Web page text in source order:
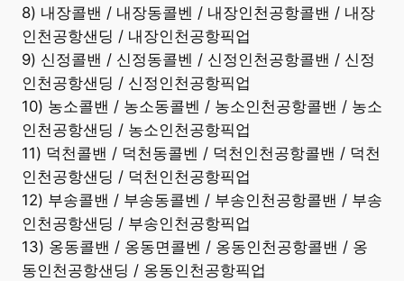
8) 내장콜밴 / 내장동콜벤 / 내장인천공항콜밴 / 내장
인천공항샌딩 / 내장인천공항픽업
9) 신정콜밴 / 신정동콜벤 / 신정인천공항콜밴 / 신정
인천공항샌딩 / 신정인천공항픽업
10) 농소콜밴 / 농소동콜벤 / 농소인천공항콜밴 / 농소
인천공항샌딩 / 농소인천공항픽업
11) 덕천콜밴 / 덕천동콜벤 / 덕천인천공항콜밴 / 덕천
인천공항샌딩 / 덕천인천공항픽업
12) 부송콜밴 / 부송동콜벤 / 부송인천공항콜밴 / 부송
인천공항샌딩 / 부송인천공항픽업
13) 옹동콜밴 / 옹동면콜벤 / 옹동인천공항콜밴 / 옹
동인천공항샌딩 / 옹동인천공항픽업